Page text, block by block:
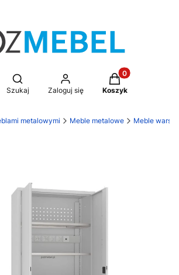
Otwórz wyszukiwarkę
Szukaj Zaloguj się
Produkty w
Koszyk
metalowymi Meble metalowe Meble